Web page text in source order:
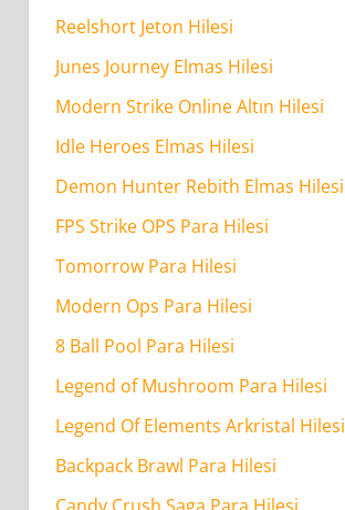
Para
Hilesi
Ne
Sürede
Tamamlanır?
Reelshort Jeton Hilesi
Junes Journey Elmas Hilesi
Modern Strike Online Altın Hilesi
Idle Heroes Elmas Hilesi
Demon Hunter Rebith Elmas Hilesi
FPS Strike OPS Para Hilesi
Tomorrow Para Hilesi
Modern Ops Para Hilesi
8 Ball Pool Para Hilesi
Legend of Mushroom Para Hilesi
Legend Of Elements Arkristal Hilesi
Backpack Brawl Para Hilesi